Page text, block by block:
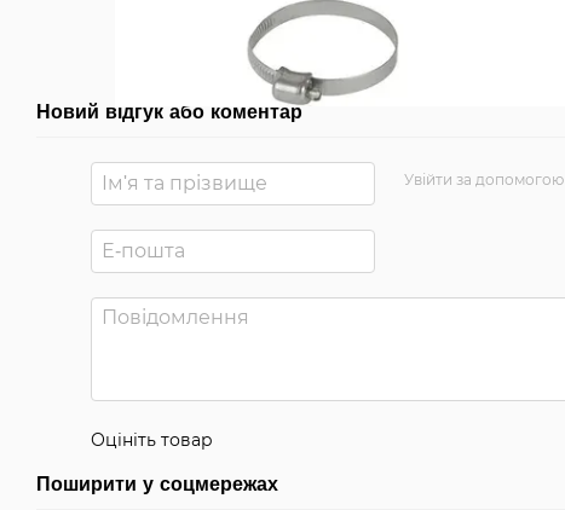
Новий відгук або коментар
Увійти за допомогою
Оцініть товар
Поширити у соцмережах